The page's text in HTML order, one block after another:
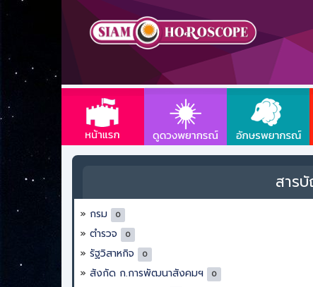
สาร
กรม 0
ตำรวจ 0
รัฐวิสาหกิจ 0
สังกัด ก.การพัฒนาสังคมฯ 0